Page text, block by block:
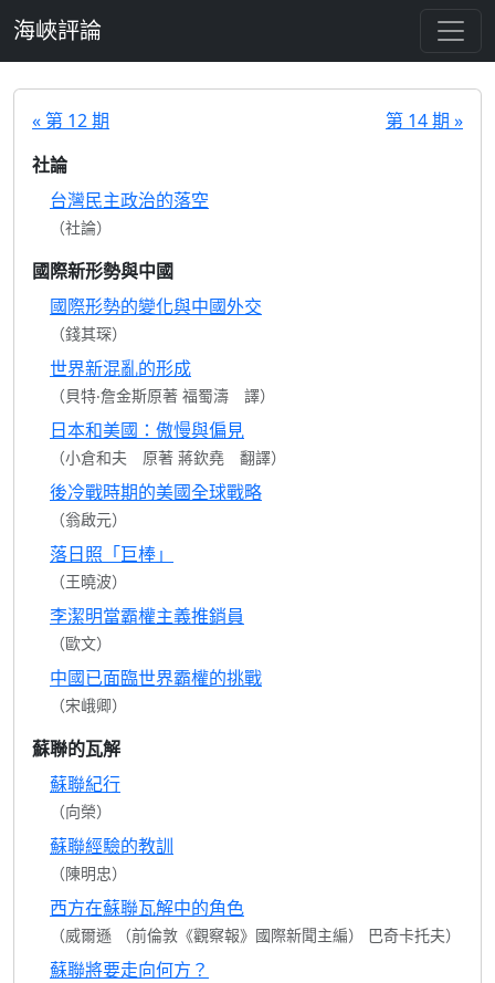
海峽評論
« 第 12 期
第 14 期 »
社論
台灣民主政治的落空
（社論）
國際新形勢與中國
國際形勢的變化與中國外交
（錢其琛）
世界新混亂的形成
（貝特‧詹金斯原著 福蜀濤 譯）
日本和美國：傲慢與偏見
（小倉和夫 原著 蔣欽堯 翻譯）
後冷戰時期的美國全球戰略
（翁啟元）
落日照「巨棒」
（王曉波）
李潔明當霸權主義推銷員
（歐文）
中國已面臨世界霸權的挑戰
（宋峨卿）
蘇聯的瓦解
蘇聯紀行
（向榮）
蘇聯經驗的教訓
（陳明忠）
西方在蘇聯瓦解中的角色
（威爾遜 （前倫敦《觀察報》國際新聞主編） 巴奇卡托夫）
蘇聯將要走向何方？